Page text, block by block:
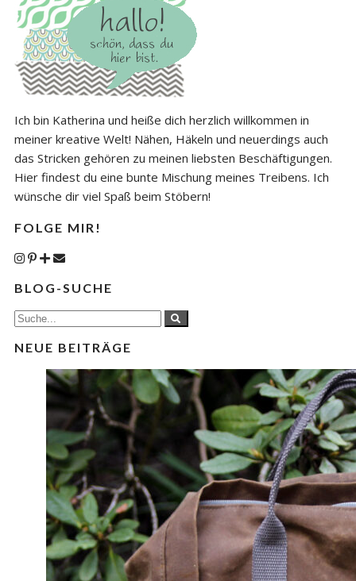
Ich bin Katherina und heiße dich herzlich willkommen in
meiner kreative Welt! Nähen, Häkeln und neuerdings auch
das Stricken gehören zu meinen liebsten Beschäftigungen.
Hier findest du eine bunte Mischung meines Treibens. Ich
wünsche dir viel Spaß beim Stöbern!
FOLGE MIR!
BLOG-SUCHE
NEUE BEITRÄGE